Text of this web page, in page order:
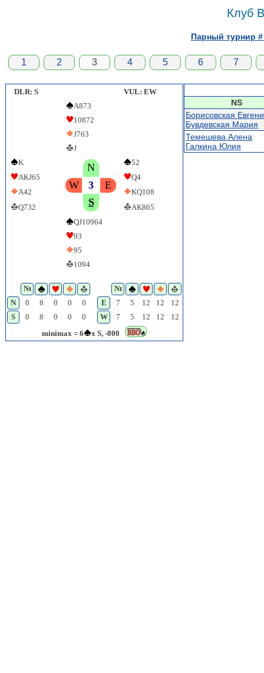
Клуб
Парный турнир #
1 2 3 4 5 6 7
DLR: S
VUL: EW
A873
10872
J763
J
K
N
W
3
E
S
52
AKJ65
Q4
A42
KQ108
Q732
AK865
QJ10964
93
95
1094
Nt
Nt
N
0 8 0 0 0 E 7 5 12 12
12
S
0 8 0 0 0 W 7 5 12 12
12
minimax = 6
x S, -800
NS
Борисовская
Бувдевская Мария
Темешева Алена
Галкина Юлия